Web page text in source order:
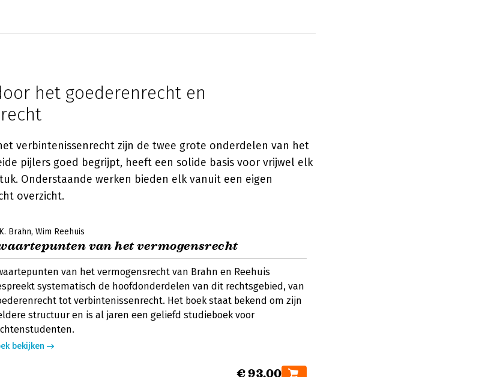
het goederenrecht en
verbintenissenrecht zijn de twee grote onderdelen van het
pijlers goed begrijpt, heeft een solide basis voor vrijwel elk
Onderstaande werken bieden elk vanuit een eigen
overzicht.
Brahn Wim Reehuis
van het vermogensrecht
van het vermogensrecht van Brahn en Reehuis
systematisch de hoofdonderdelen van dit rechtsgebied, van
tot verbintenissenrecht. Het boek staat bekend om zijn
structuur en is al jaren een geliefd studieboek voor
bekijken
€ 93,00